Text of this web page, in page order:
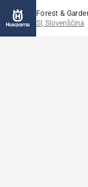
Forest &
SI, Slovenščina